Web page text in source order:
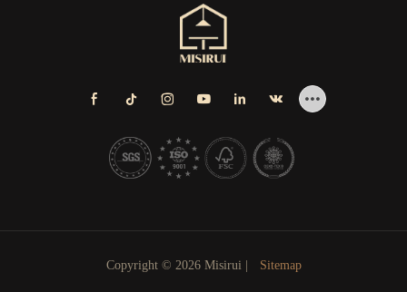
Copyright © 2026 Misirui | Sitemap